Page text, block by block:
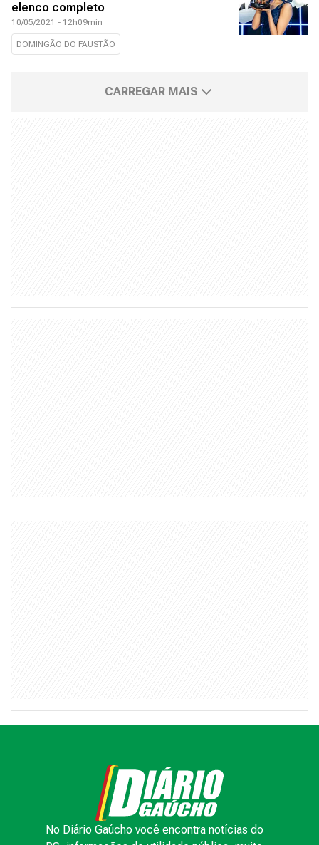
elenco completo
10/05/2021 - 12h09min
DOMINGÃO DO FAUSTÃO
CARREGAR MAIS
No Diário Gaúcho você encontra notícias do